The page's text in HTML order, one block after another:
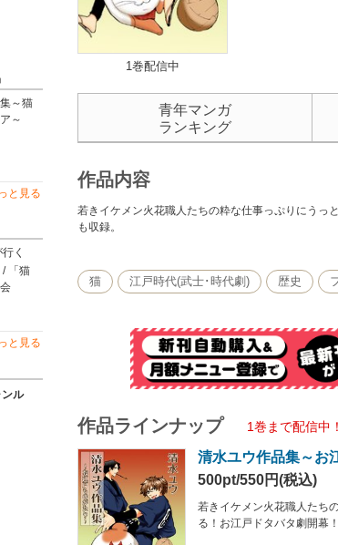
～猫
～
と見る
く
/ 「猫
と見る
ル
1巻配信中
青年マンガ
ランキング
作品内容
若きイケメン火花職人たちの粋な仕事っぷりにうっ
も収録。
猫 江戸時代(武士･時代劇) 歴史
作品ラインナップ 1巻まで配信中！
清水ユウ作品集～お
500pt/550円(税込)
若きイケメン火花職人たち
る！お江戸ドタバタ劇開幕